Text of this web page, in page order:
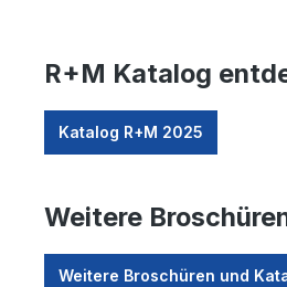
R+M Katalog
Katalog R+M 2025
Weitere
Weitere Broschüren und